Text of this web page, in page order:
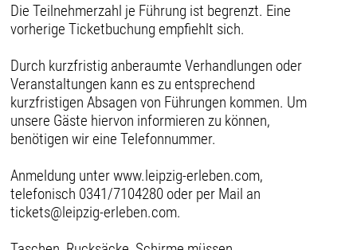
Die Teilnehmerzahl je Führung ist begrenzt. Eine
vorherige Ticketbuchung empfiehlt sich.
Durch kurzfristig anberaumte Verhandlungen oder
Veranstaltungen kann es zu entsprechend
kurzfristigen Absagen von Führungen kommen. Um
unsere Gäste hiervon informieren zu können,
benötigen wir eine Telefonnummer.
Anmeldung unter www.leipzig-erleben.com,
telefonisch 0341/7104280 oder per Mail an
tickets@leipzig-erleben.com.